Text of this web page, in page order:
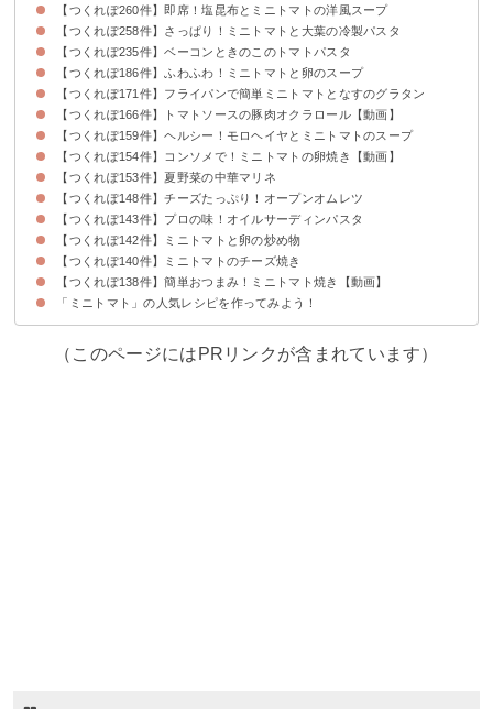
【つくれぽ260件】即席！塩昆布とミニトマトの洋風スープ
【つくれぽ258件】さっぱり！ミニトマトと大葉の冷製パスタ
【つくれぽ235件】ベーコンときのこのトマトパスタ
【つくれぽ186件】ふわふわ！ミニトマトと卵のスープ
【つくれぽ171件】フライパンで簡単ミニトマトとなすのグラタン
【つくれぽ166件】トマトソースの豚肉オクラロール【動画】
【つくれぽ159件】ヘルシー！モロヘイヤとミニトマトのスープ
【つくれぽ154件】コンソメで！ミニトマトの卵焼き【動画】
【つくれぽ153件】夏野菜の中華マリネ
【つくれぽ148件】チーズたっぷり！オープンオムレツ
【つくれぽ143件】プロの味！オイルサーディンパスタ
【つくれぽ142件】ミニトマトと卵の炒め物
【つくれぽ140件】ミニトマトのチーズ焼き
【つくれぽ138件】簡単おつまみ！ミニトマト焼き【動画】
「ミニトマト」の人気レシピを作ってみよう！
（このページにはPRリンクが含まれています）